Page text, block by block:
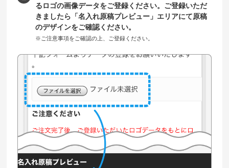
るロゴの画像データをご登録ください。ご登録いただ
きましたら「名入れ原稿プレビュー」エリアにて原稿
のデザインをご確認ください。
※ご注意事項をご確認の上、ご登録ください。